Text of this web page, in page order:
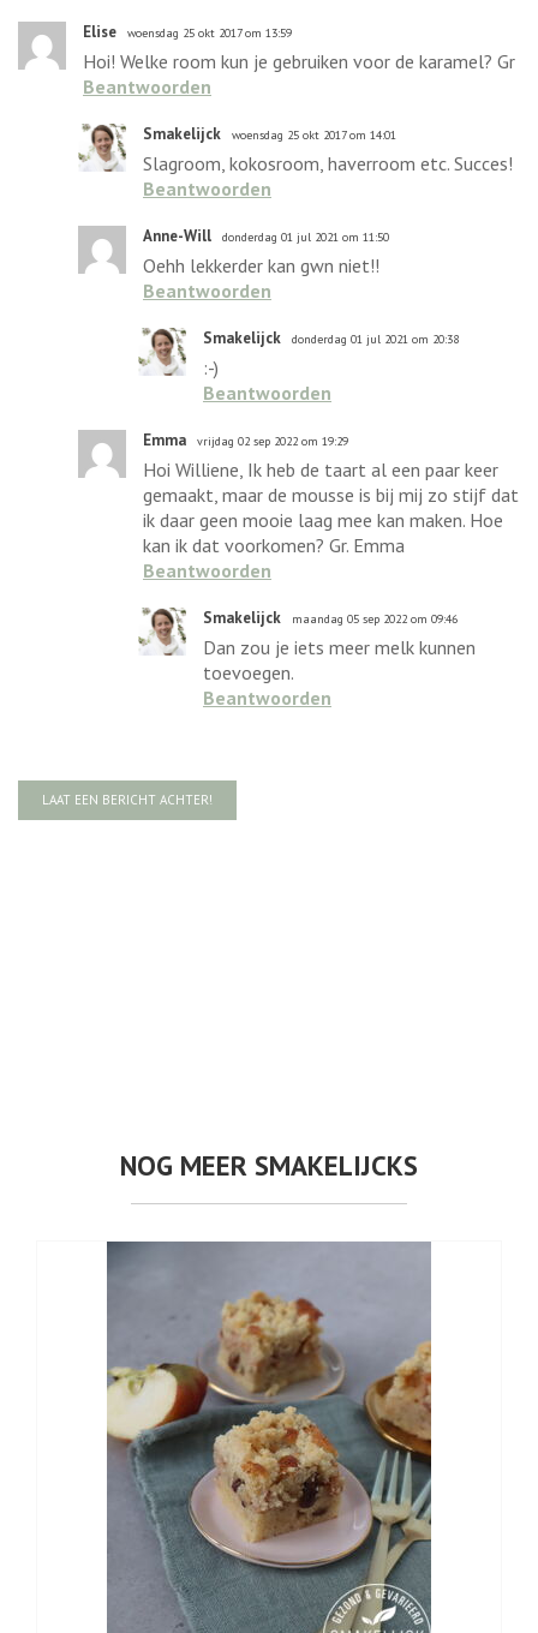
Elise woensdag 25 okt 2017 om 13:59
Hoi! Welke room kun je gebruiken voor de karamel? Gr
Beantwoorden
Smakelijck woensdag 25 okt 2017 om 14:01
Slagroom, kokosroom, haverroom etc. Succes!
Beantwoorden
Anne-Will donderdag 01 jul 2021 om 11:50
Oehh lekkerder kan gwn niet!!
Beantwoorden
Smakelijck donderdag 01 jul 2021 om 20:38
:-)
Beantwoorden
Emma vrijdag 02 sep 2022 om 19:29
Hoi Williene, Ik heb de taart al een paar keer
gemaakt, maar de mousse is bij mij zo stijf dat
ik daar geen mooie laag mee kan maken. Hoe
kan ik dat voorkomen? Gr. Emma
Beantwoorden
Smakelijck maandag 05 sep 2022 om 09:46
Dan zou je iets meer melk kunnen
toevoegen.
Beantwoorden
LAAT EEN BERICHT ACHTER!
NOG MEER SMAKELIJCKS